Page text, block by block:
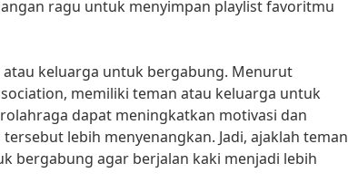
ragu untuk menyimpan playlist favoritmu
atau keluarga untuk bergabung. Menurut
memiliki teman atau keluarga untuk
dapat meningkatkan motivasi dan
lebih menyenangkan. Jadi, ajaklah teman
bergabung agar berjalan kaki menjadi lebih